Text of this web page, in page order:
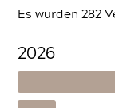
Es wurden 282
2026